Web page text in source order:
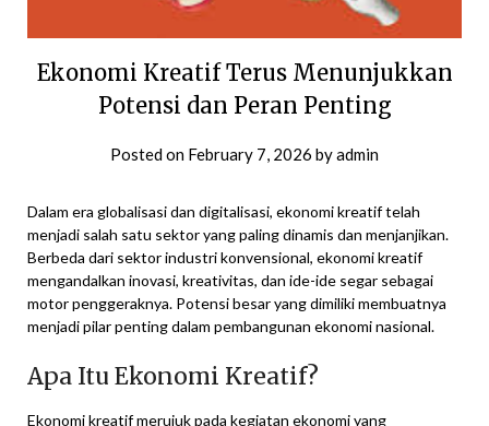
Ekonomi Kreatif Terus Menunjukkan
Potensi dan Peran Penting
Posted on February 7, 2026 byadmin
Dalam era globalisasi dan digitalisasi, ekonomi kreatif telah
menjadi salah satu sektor yang paling dinamis dan menjanjikan.
Berbeda dari sektor industri konvensional, ekonomi kreatif
mengandalkan inovasi, kreativitas, dan ide-ide segar sebagai
motor penggeraknya. Potensi besar yang dimiliki membuatnya
menjadi pilar penting dalam pembangunan ekonomi nasional.
Apa Itu Ekonomi Kreatif?
Ekonomi kreatif merujuk pada kegiatan ekonomi yang